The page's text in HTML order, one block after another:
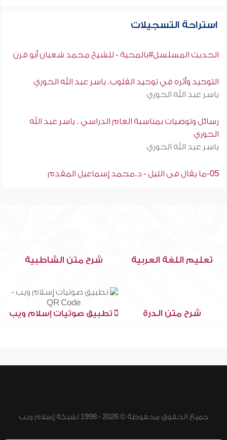
استراحة التسجيلات
الحديث المسلسل#بالمحبة - للشيخ محمد شعبان أبو قرن
التوحيد وأثره في توحيد القلوب. ياسر عبد الله الحوري
ياسر عبد الله الحوري
رسائل وتوصيات بمناسبة العام الدراسي . ياسر عبد الله
الحوري
ياسر عبد الله الحوري
05-ما يقال فى الليل - د.محمد إسماعيل المقدم
تعليم اللغة العربية شرح متن الشاطبية
شرح متن الدرة تطبيق صوتيات إسلام ويب
جميع الحقوق محفوظة © 2026 - 1998 لشبكة إسلام ويب